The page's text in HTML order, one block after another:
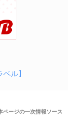
ル】
ページの一次情報ソース